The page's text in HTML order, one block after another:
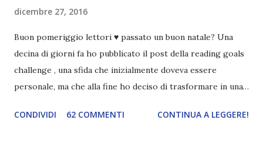
dicembre 27, 2016
Buon pomeriggio lettori ♥ passato un buon natale? Una
decina di giorni fa ho pubblicato il post della reading goals
challenge , una sfida che inizialmente doveva essere
personale, ma che alla fine ho deciso di trasformare in una
persone interessate. E quindi eccomi qui con il post delle
CONDIVIDI 62 COMMENTI CONTINUA A LEGGERE!